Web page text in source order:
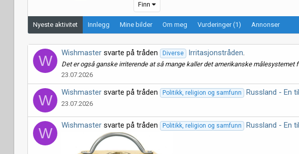
Finn
Nyeste aktivitet Innlegg Mine bilder Om meg Vurderinger (1) Annonser
W
Wishmaster svarte på tråden Diverse Irritasjonstråden.
Det er også ganske irriterende at så mange kaller det amerikanske målesystemet
23.07.2026
W
Wishmaster svarte på tråden Politikk, religion og samfunn Russland - En
23.07.2026
W
Wishmaster svarte på tråden Politikk, religion og samfunn Russland - En